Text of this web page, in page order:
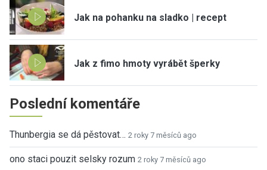
Jak na pohanku na sladko | recept
Jak z fimo hmoty vyrábět šperky
Poslední komentáře
Thunbergia se dá pěstovat… 2 roky 7 měsíců ago
ono staci pouzit selsky rozum 2 roky 7 měsíců ago